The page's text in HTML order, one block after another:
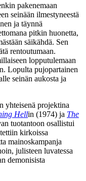
pakenemaan
seinään ilmestyneestä
ja täynnä
pitkin huonetta,
säikähdä. Sen
rentoutumaan.
lopputulemaan
Lopulta pujopartainen
seinän aukosta ja
yhteisenä projektina
Hellin (1974) ja The
tuotantoon osallistui
kirkoissa
mainoskampanja
julisteen luvatessa
demonisista